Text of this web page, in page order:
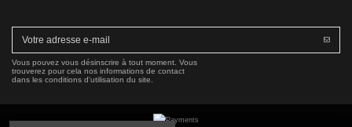
Vous pouvez vous désinscrire à tout moment. Vous
trouverez pour cela nos informations de contact
dans les conditions d'utilisation du site.